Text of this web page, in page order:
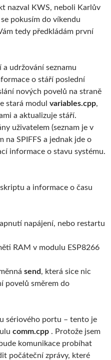
nazval KWS, neboli Karlův
pokusím do víkendu
tedy předkládám první
udržování seznamu
o stáří poslední
nových povelů na straně
stará modul variables.cpp,
a aktualizuje stáří.
uživatelem (seznam je v
na SPIFFS a jednak jde o
informace o stavu systému.
a informace o času
napájení, nebo restartu
RAM v modulu ESP8266
send, která sice nic
povelů směrem do
sériového portu – tento je
comm.cpp . Protože jsem
komunikace probíhat
počáteční zprávy, které